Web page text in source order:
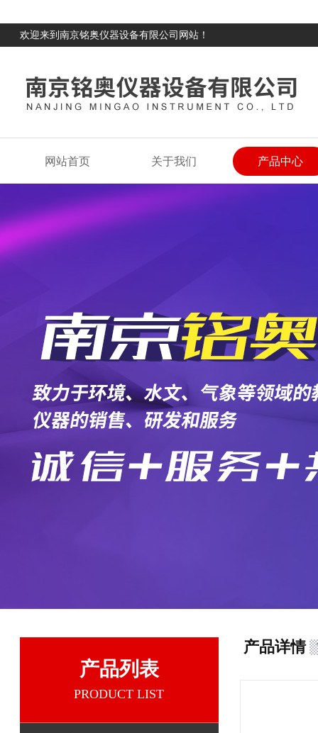
欢迎来到南京铭奥仪器设备有限公司网站！
网站首页 关于我们 产品中心
产品列表
PRODUCT LIST
产品详情